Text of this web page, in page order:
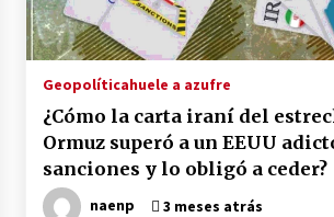
Geopolíticahuele a azufre
¿Cómo la carta iraní del
Ormuz superó a un EEUU
sanciones y lo obligó a ceder?
naenp 3 meses atrás